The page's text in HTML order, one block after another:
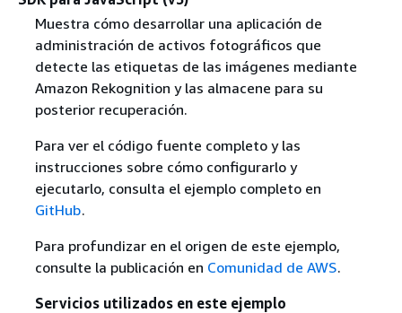
Muestra cómo desarrollar una aplicación de
administración de activos fotográficos que
detecte las etiquetas de las imágenes mediante
Amazon Rekognition y las almacene para su
posterior recuperación.
Para ver el código fuente completo y las
instrucciones sobre cómo configurarlo y
ejecutarlo, consulta el ejemplo completo en
GitHub.
Para profundizar en el origen de este ejemplo,
consulte la publicación en Comunidad de AWS.
Servicios utilizados en este ejemplo